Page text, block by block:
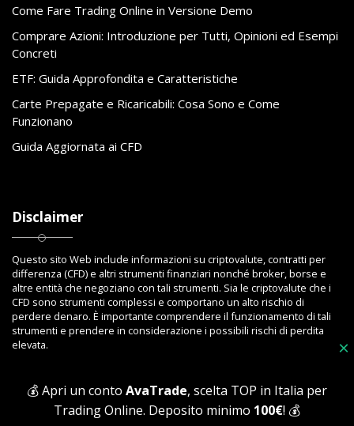
×
💰 Apri un conto AvaTrade, scelta TOP in Italia per
Trading Online. Deposito minimo 100€! 💰
Come Fare Trading Online in Versione Demo
Comprare Azioni: Introduzione per Tutti, Opinioni ed Esempi
Concreti
ETF: Guida Approfondita e Caratteristiche
Carte Prepagate e Ricaricabili: Cosa Sono e Come
Funzionano
Guida Aggiornata ai CFD
Disclaimer
Questo sito Web include informazioni su criptovalute, contratti per
differenza (CFD) e altri strumenti finanziari nonché broker, borse e
altre entità che negoziano con tali strumenti. Sia le criptovalute che i
CFD sono strumenti complessi e comportano un alto rischio di
perdere denaro. È importante comprendere il funzionamento di tali
strumenti e prendere in considerazione i possibili rischi di perdita
elevata.
Copyright © 2023 Toptrading.org - Edito da ViboBet - Sede legale: Via